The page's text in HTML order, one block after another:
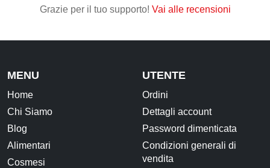
Grazie per il tuo supporto! Vai alle recensioni
MENU
Home
Chi Siamo
Blog
Alimentari
Cosmesi
UTENTE
Ordini
Dettagli account
Password dimenticata
Condizioni generali di
vendita